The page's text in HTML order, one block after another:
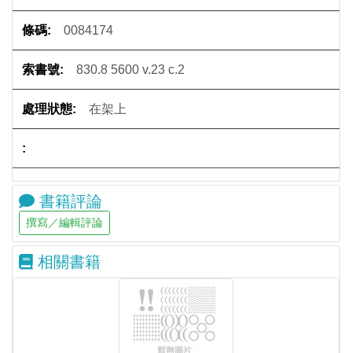
0084174
830.8 5600 v.23 c.2
在架上
書籍評論
相關書籍